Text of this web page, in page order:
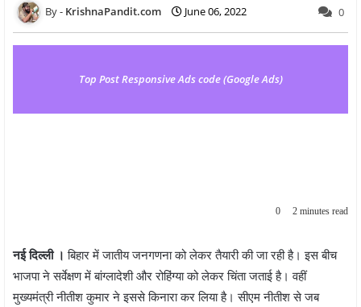
KrishnaPandit.com June 06, 2022 0
Top Post Responsive Ads code (Google Ads)
0 2 minutes read
नई दिल्ली ।बिहार में जातीय जनगणना को लेकर तैयारी की जा रही है। इस बीच
भाजपा ने सर्वेक्षण में बांग्लादेशी और रोहिंग्या को लेकर चिंता जताई है। वहीं
मुख्यमंत्री नीतीश कुमार ने इससे किनारा कर लिया है। सीएम नीतीश से जब